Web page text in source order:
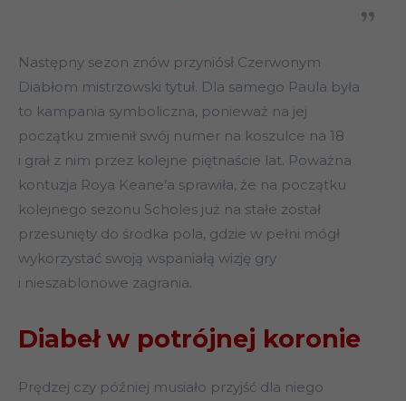
Następny sezon znów przyniósł Czerwonym
Diabłom mistrzowski tytuł. Dla samego Paula była
to kampania symboliczna, ponieważ na jej
początku zmienił swój numer na koszulce na 18
i grał z nim przez kolejne piętnaście lat. Poważna
kontuzja Roya Keane’a sprawiła, że na początku
kolejnego sezonu Scholes już na stałe został
przesunięty do środka pola, gdzie w pełni mógł
wykorzystać swoją wspaniałą wizję gry
i nieszablonowe zagrania.
Diabeł w potrójnej koronie
Prędzej czy później musiało przyjść dla niego